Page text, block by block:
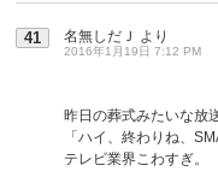
41 名無しだＪ より
2016年1月19日 7:12 PM
昨日の葬式みたいな放
「ハイ、終わりね、
テレビ業界こわすぎ。